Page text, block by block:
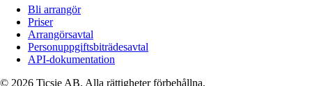
Bli arrangör
Priser
Arrangörsavtal
Personuppgiftsbiträdesavtal
API-dokumentation
© 2026 Ticsie AB. Alla rättigheter förbehållna.